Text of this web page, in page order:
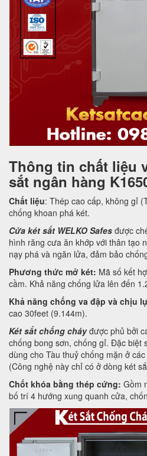
Thông tin chất liệu
sắt ngân hàng
Chất liệu: Thép cao cấp, không gỉ
chống khoan phá két.
Cửa két sắt WELKO Safes được
hình răng cưa ăn khớp với thân tạo
nạy phá và ngăn lửa, đảm bảo
Phương thức mở két: Mã số kết
cầm. Khả năng chống lửa lên đến
Khả năng chống va đập và chịu
cao 30feet (9.144m).
Két sắt chống cháyđược phủ bởi
chống bong sơn, chống gỉ. Đặc biệt
dùng cho Tàu thuỷ chống mặn ở
(Công nghệ này chỉ có ở dòng két
Chốt khóa bằng thép cứng: Gồm
bố trí 4 hướng xung quanh cửa,